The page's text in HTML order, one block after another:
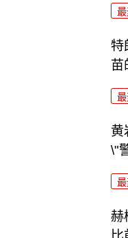
特
苗
黄
\"
赫